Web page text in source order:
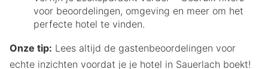
voor beoordelingen, omgeving en meer om het
perfecte hotel te vinden.
Onze tip: Lees altijd de gastenbeoordelingen voor
echte inzichten voordat je je hotel in Sauerlach boekt!